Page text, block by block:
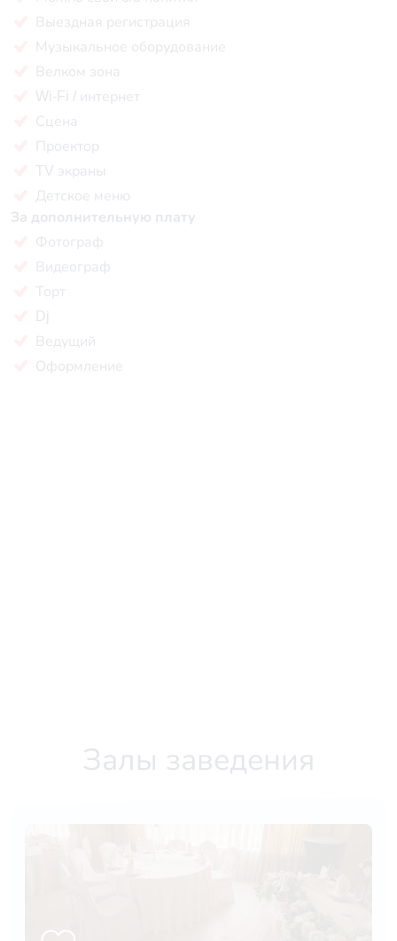
Выездная регистрация
Музыкальное оборудование
Велком зона
Wi-Fi / интернет
Сцена
Проектор
TV экраны
Детское меню
За дополнительную плату
Фотограф
Видеограф
Торт
Dj
Ведущий
Оформление
Залы заведения